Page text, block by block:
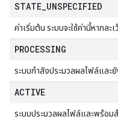
STATE UNSPECIFIED
ค่าเริ่มต้น ระบบจะใช้ค่านี้หากละเ
PROCESSING
ระบบกำลังประมวลผลไฟล์และ
ACTIVE
ระบบประมวลผลไฟล์และพร้อม